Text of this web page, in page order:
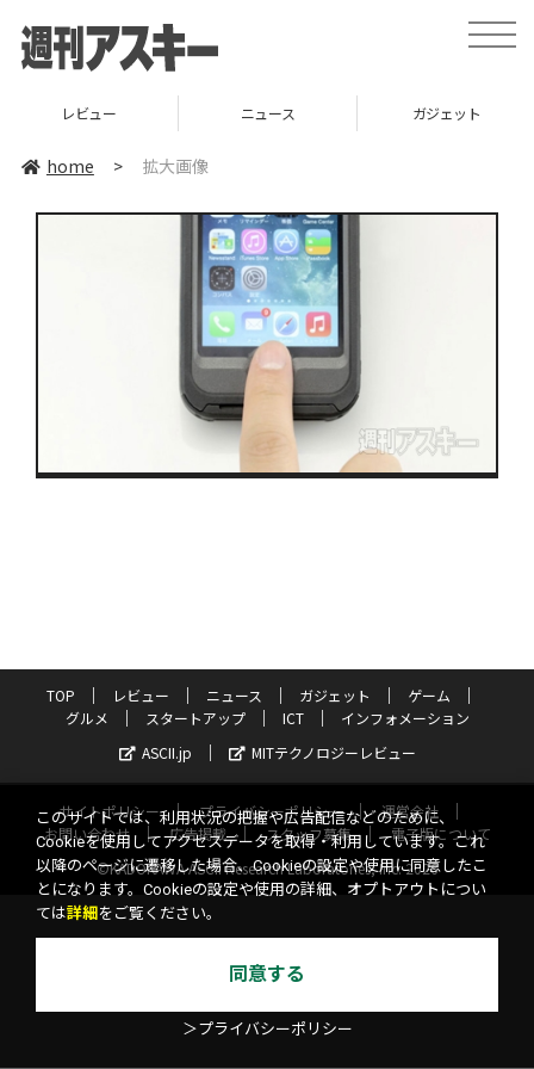
toggle
レビュー ニュース ガジェット
home > 拡大画像
TOP レビュー ニュース ガジェット
ゲーム
グルメ
スタートアップ ICT
インフォメーション
ASCII.jp
MITテクノロジーレビュー
サイトポリシー プライバシーポリシー
運営会社
お問い合わせ
広告掲載 スタッフ募集
電子版について
©KADOKAWA ASCII Research Laboratories, Inc. 2026
このサイトでは、利用状況の把握や広告配信などのために、
Cookieを使用してアクセスデータを取得・利用しています。これ
以降のページに遷移した場合、Cookieの設定や使用に同意したこ
とになります。Cookieの設定や使用の詳細、オプトアウトについ
ては詳細 をご覧ください。
同意する
＞プライバシーポリシー